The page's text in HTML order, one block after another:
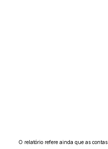
O relatório refere ainda que as